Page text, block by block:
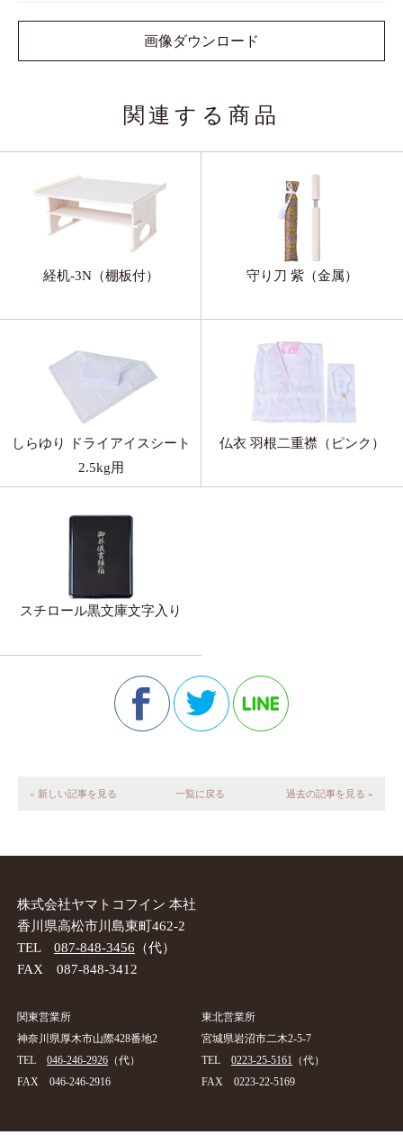
画像ダウンロード
関連する商品
経机-3N（棚板付） 守り刀 紫（金属）
しらゆり ドライアイスシート
2.5kg用
仏衣 羽根二重襟（ピンク）
スチロール黒文庫文字入り
« 新しい記事を見る 一覧に戻る 過去の記事を見る »
株式会社ヤマトコフイン 本社
香川県高松市川島東町462-2
TEL 087-848-3456 （代）
FAX 087-848-3412
関東営業所
神奈川県厚木市山際428番地2
TEL 046-246-2926 （代）
FAX 046-246-2916
東北営業所
宮城県岩沼市二木2-5-7
TEL 0223-25-5161
（代）
FAX 0223-22-5169